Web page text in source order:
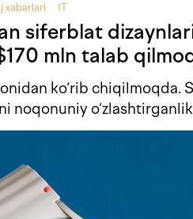
xabarlari IT
siferblat
mln talab
ko‘rib chiqilmoqda.
noqonuniy